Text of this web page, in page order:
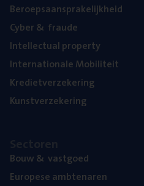
Beroeps­aan­spra­ke­lijk­heid
Cyber& fraude
Intel­lec­tu­al property
Inter­na­ti­o­na­le Mobiliteit
Kre­diet­ver­ze­ke­ring
Kunst­ver­ze­ke­ring
Bouw& vastgoed
Euro­pe­se ambtenaren